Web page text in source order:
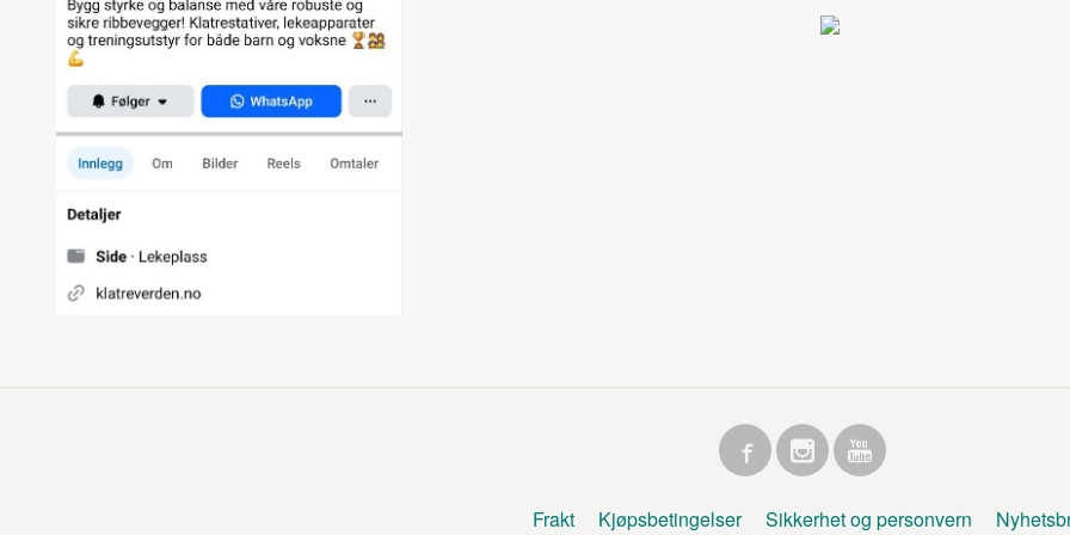
Frakt Kjøpsbetingelser Sikkerhet og personvern